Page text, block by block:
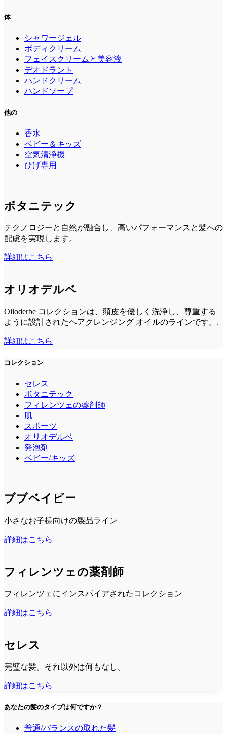
体
シャワージェル
ボディクリーム
フェイスクリームと美容液
デオドラント
ハンドクリーム
ハンドソープ
他の
香水
ベビー＆キッズ
空気清浄機
ひげ専用
ボタニテック
テクノロジーと自然が融合し、高いパフォーマンスと髪への
配慮を実現します。
詳細はこちら
オリオデルベ
Olioderbe コレクションは、頭皮を優しく洗浄し、尊重する
ように設計されたヘアクレンジング オイルのラインです。.
詳細はこちら
コレクション
セレス
ボタニテック
フィレンツェの薬剤師
肌
スポーツ
オリオデルベ
発泡剤
ベビー/キッズ
ブブベイビー
小さなお子様向けの製品ライン
詳細はこちら
フィレンツェの薬剤師
フィレンツェにインスパイアされたコレクション
詳細はこちら
セレス
完璧な髪。それ以外は何もなし。
詳細はこちら
あなたの髪のタイプは何ですか？
普通/バランスの取れた髪